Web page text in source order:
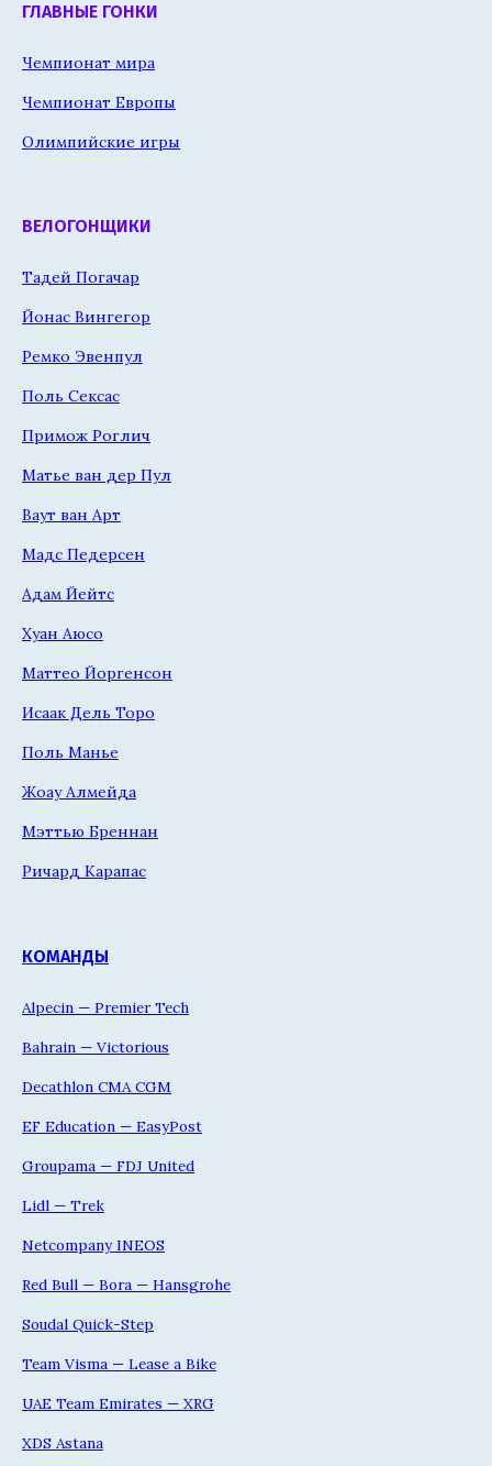
ГЛАВНЫЕ ГОНКИ
Чемпионат мира
Чемпионат Европы
Олимпийские игры
ВЕЛОГОНЩИКИ
Тадей Погачар
Йонас Вингегор
Ремко Эвенпул
Поль Сексас
Примож Роглич
Матье ван дер Пул
Ваут ван Арт
Мадс Педерсен
Адам Йейтс
Хуан Аюсо
Маттео Йоргенсон
Исаак Дель Торо
Поль Манье
Жоау Алмейда
Мэттью Бреннан
Ричард Карапас
КОМАНДЫ
Alpecin — Premier Tech
Bahrain — Victorious
Decathlon CMA CGM
EF Education — EasyPost
Groupama — FDJ United
Lidl — Trek
Netcompany INEOS
Red Bull — Bora — Hansgrohe
Soudal Quick-Step
Team Visma — Lease a Bike
UAE Team Emirates — XRG
XDS Astana